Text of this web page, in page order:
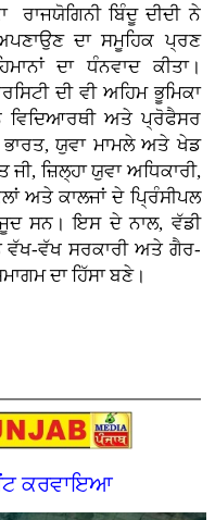
ਰਾਜਯੋਗਿਨੀ ਬਿੰਦੂ ਦੀਦੀ ਨੇ
ਦਾ ਸਮੂਹਿਕ ਪ੍ਰਣ
ਦਾ ਧੰਨਵਾਦ ਕੀਤਾ।
ਦੀ ਵੀ ਅਹਿਮ ਭੂਮਿਕਾ
ਵਿਦਿਆਰਥੀ ਅਤੇ ਪ੍ਰੋਫੈਸਰ
ਭਾਰਤ, ਯੁਵਾ ਮਾਮਲੇ ਅਤੇ ਖੇਡ
ਜ਼ਿਲ੍ਹਾ ਯੁਵਾ ਅਧਿਕਾਰੀ,
ਅਤੇ ਕਾਲਜਾਂ ਦੇ ਪ੍ਰਿੰਸੀਪਲ
ਸਨ। ਇਸ ਦੇ ਨਾਲ, ਵੱਡੀ
ਵੱਖ-ਵੱਖ ਸਰਕਾਰੀ ਅਤੇ ਗੈਰ-
ਦਾ ਹਿੱਸਾ ਬਣੇ।
ਕਰਵਾਇਆ